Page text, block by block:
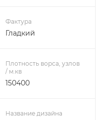
Фактура
Гладкий
Плотность ворса, узлов
/ м.кв
150400
Название дизайна